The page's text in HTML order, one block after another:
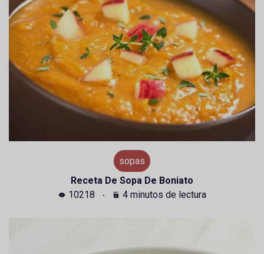
sopas
Receta De Sopa De Boniato
10218
4 minutos de lectura